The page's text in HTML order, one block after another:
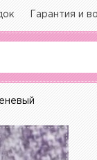
Гарантия и